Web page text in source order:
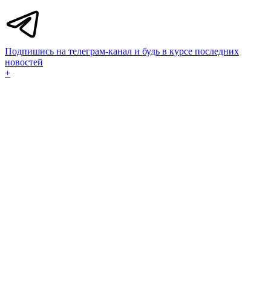
Подпишись на телеграм-канал и будь в курсе последних
новостей
+